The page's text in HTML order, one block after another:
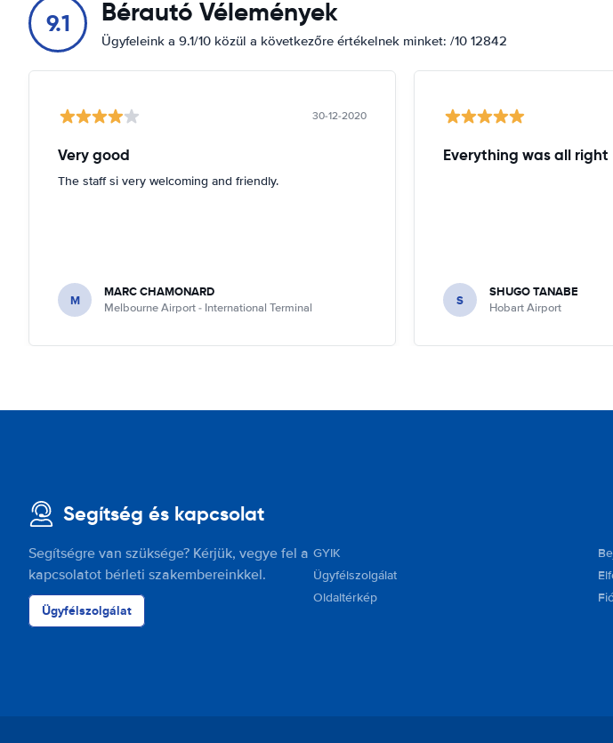
9.1 Bérautó Vélemények
Ügyfeleink a 9.1/10 közül a következőre értékelnek minket: /10 12842
30-12-2020
Very good
The staff si very welcoming and friendly.
M MARC CHAMONARD
Melbourne Airport - International Terminal
Everything was all right
S SHUGO TANABE
Hobart Airport
Segítség és kapcsolat
Segítségre van szüksége? Kérjük, vegye fel a
kapcsolatot bérleti szakembereinkkel.
Ügyfélszolgálat
GYIK
Ügyfélszolgálat
Oldaltérkép